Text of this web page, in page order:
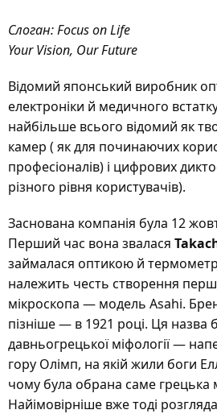
Слоган: Focus on Life
Your Vision, Our Future
Відомий японський виробник
електроніки й медичного
найбільше всього відомий як
камер ( як для починаючих
професіоналів) і цифрових
різного рівня користувачів).
Заснована компанія була 12
Перший час вона звалася
займалася оптикою й
належить честь створення
мікроскопа — модель Asahi.
пізніше — в 1921 році. Ця назва
давньогрецької міфології —
гору Олімп, на якій жили боги
чому була обрана саме грецька
Найімовірніше вже тоді